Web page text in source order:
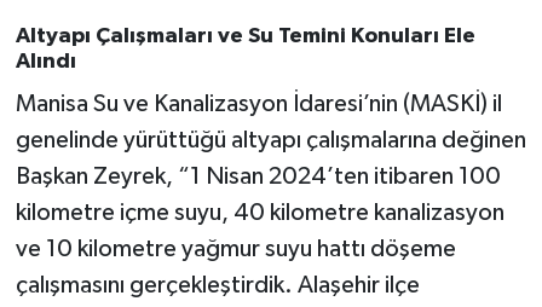
Altyapı Çalışmaları ve Su Temini Konuları Ele
Alındı
Manisa Su ve Kanalizasyon İdaresi’nin (MASKİ) il
genelinde yürüttüğü altyapı çalışmalarına değinen
Başkan Zeyrek, “1 Nisan 2024’ten itibaren 100
kilometre içme suyu, 40 kilometre kanalizasyon
ve 10 kilometre yağmur suyu hattı döşeme
çalışmasını gerçekleştirdik. Alaşehir ilçe